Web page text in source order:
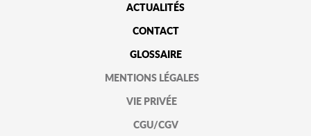
ACTUALITÉS
CONTACT
GLOSSAIRE
MENTIONS LÉGALES
VIE PRIVÉE
CGU/CGV